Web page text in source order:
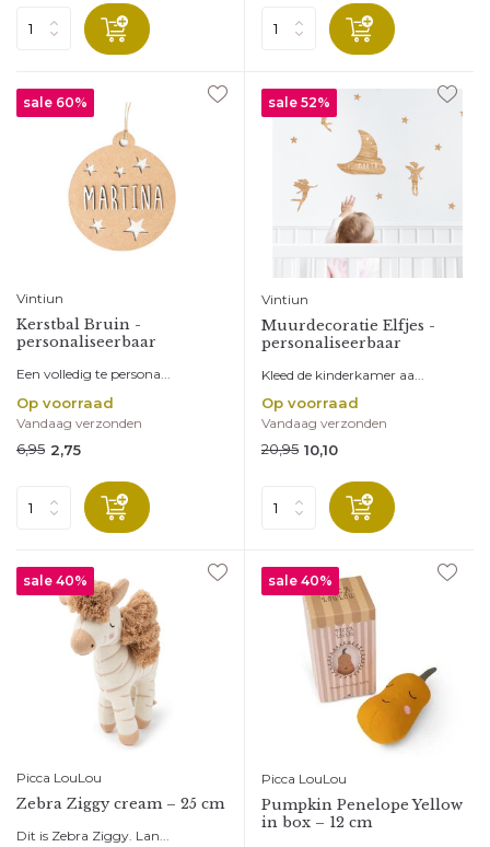
sale 60%
Vintiun
Kerstbal Bruin -
personaliseerbaar
Een volledig te persona...
Op voorraad
Vandaag verzonden
6,95 2,75
sale 52%
Vintiun
Muurdecoratie Elfjes -
personaliseerbaar
Kleed de kinderkamer aa...
Op voorraad
Vandaag verzonden
20,95 10,10
sale 40%
Picca LouLou
Zebra Ziggy cream – 25 cm
Dit is Zebra Ziggy. Lan...
sale 40%
Picca LouLou
Pumpkin Penelope Yellow
in box – 12 cm